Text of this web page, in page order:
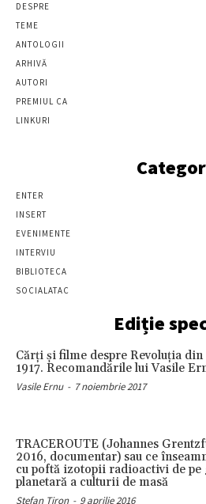
DESPRE
TEME
ANTOLOGII
ARHIVĂ
AUTORI
PREMIUL CA
LINKURI
ENTER
INSERT
EVENIMENTE
INTERVIU
BIBLIOTECA
SOCIALATAC
Ediție
Cărţi şi filme despre Revoluţia
1917. Recomandările lui Vasile
Vasile Ernu - 7 noiembrie 2017
TRACEROUTE (Johannes
2016, documentar) sau ce
cu poftă izotopii radioactivi de pe
planetară a culturii de masă
Stefan Tiron - 9 aprilie 2016